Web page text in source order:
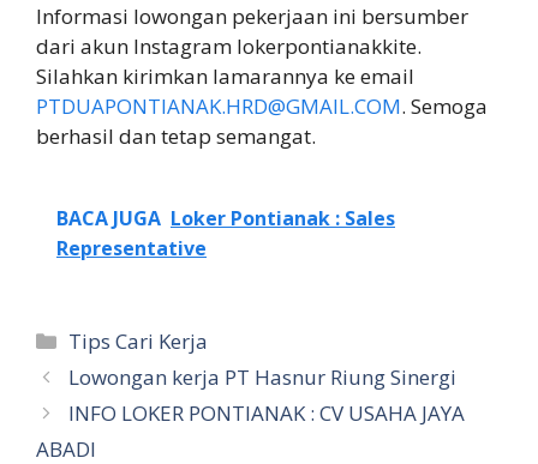
Informasi lowongan pekerjaan ini bersumber
dari akun Instagram lokerpontianakkite.
Silahkan kirimkan lamarannya ke email
PTDUAPONTIANAK.HRD@GMAIL.COM. Semoga
berhasil dan tetap semangat.
BACA JUGA Loker Pontianak : Sales
Representative
Categories
Tips Cari Kerja
Lowongan kerja PT Hasnur Riung Sinergi
INFO LOKER PONTIANAK : CV USAHA JAYA
ABADI